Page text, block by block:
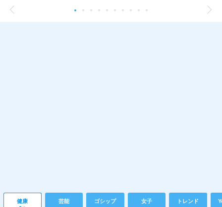
健康 芸能 ゴシップ 女子 トレンド